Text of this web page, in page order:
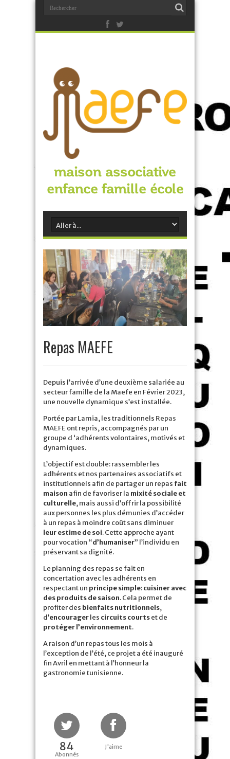
maison associative
enfance famille école
Repas MAEFE
Depuis l’arrivée d’une deuxième salariée au
secteur famille de la Maefe en Février 2023,
une nouvelle dynamique s’est installée.
Portée par Lamia, les traditionnels Repas
MAEFE ont repris, accompagnés par un
groupe d ‘adhérents volontaires, motivés et
dynamiques.
L’objectif est double: rassembler les
adhérents et nos partenaires associatifs et
institutionnels afin de partager un repas fait
maison afin de favoriser la mixité sociale et
culturelle, mais aussi d’offrir la possibilité
aux personnes les plus démunies d’accéder
à un repas à moindre coût sans diminuer
leur estime de soi. Cette approche ayant
pour vocation “d’humaniser” l’individu en
préservant sa dignité.
Le planning des repas se fait en
concertation avec les adhérents en
respectant un principe simple:cuisiner avec
des produits de saison. Cela permet de
profiter des bienfaits nutritionnels,
d’encouragerles circuits courtset de
protéger l’environnement.
A raison d’un repas tous les mois à
l’exception de l’été, ce projet a été inauguré
fin Avril en mettant à l’honneur la
gastronomie tunisienne.
84
Abonnés
J'aime